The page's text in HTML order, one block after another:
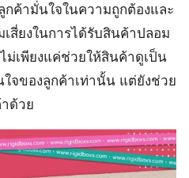
กค้ามั่นใจในความถูกต้องและ
สี่ยงในการได้รับสินค้าปลอม
ม่เพียงแค่ช่วยให้สินค้าดูเป็น
จของลูกค้าเท่านั้น แต่ยังช่วย
ด้วย